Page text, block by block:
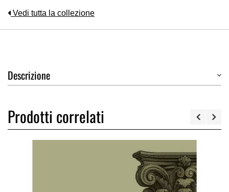
Vedi tutta la collezione
Descrizione
Prodotti correlati